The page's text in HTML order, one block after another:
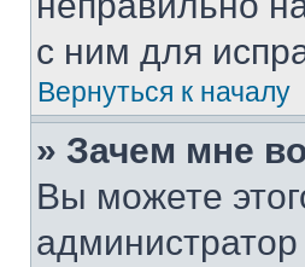
с ним для
Вернуться к началу
» Зачем мне
Вы можете